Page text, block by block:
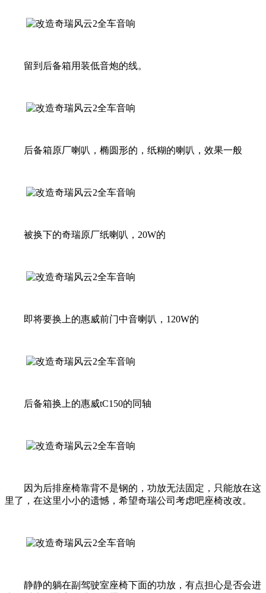
留到后备箱用装低音炮的线。
后备箱原厂喇叭，椭圆形的，纸糊的喇叭，效果一般
被换下的奇瑞原厂纸喇叭，20W的
即将要换上的惠威前门中音喇叭，120W的
后备箱换上的惠威tC150的同轴
因为后排座椅靠背不是钢的，功放无法固定，只能放在这
里了，在这里小小的遗憾，希望奇瑞公司考虑吧座椅改改。
静静的躺在副驾驶室座椅下面的功放，有点担心是否会进